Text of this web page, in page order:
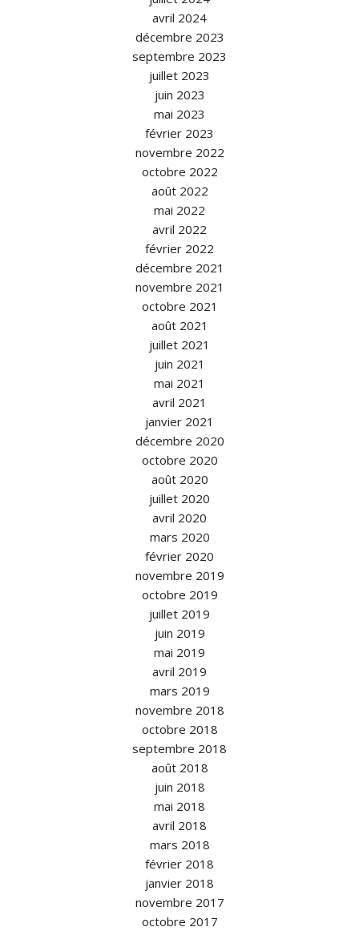
avril 2024
décembre 2023
septembre 2023
juillet 2023
juin 2023
mai 2023
février 2023
novembre 2022
octobre 2022
août 2022
mai 2022
avril 2022
février 2022
décembre 2021
novembre 2021
octobre 2021
août 2021
juillet 2021
juin 2021
mai 2021
avril 2021
janvier 2021
décembre 2020
octobre 2020
août 2020
juillet 2020
avril 2020
mars 2020
février 2020
novembre 2019
octobre 2019
juillet 2019
juin 2019
mai 2019
avril 2019
mars 2019
novembre 2018
octobre 2018
septembre 2018
août 2018
juin 2018
mai 2018
avril 2018
mars 2018
février 2018
janvier 2018
novembre 2017
octobre 2017